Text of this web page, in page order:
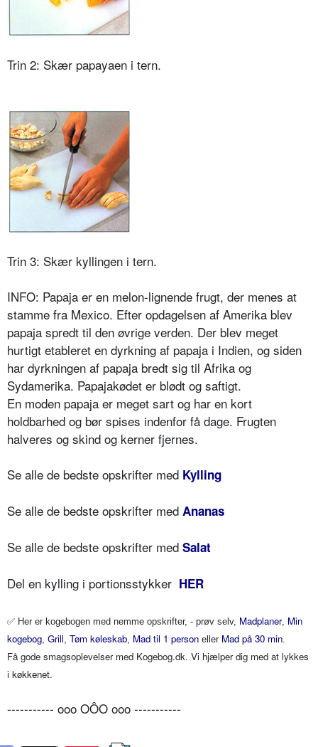
Trin 2: Skær papayaen i tern.
Trin 3: Skær kyllingen i tern.
INFO: Papaja er en melon-lignende frugt, der menes at
stamme fra Mexico. Efter opdagelsen af Amerika blev
papaja spredt til den øvrige verden. Der blev meget
hurtigt etableret en dyrkning af papaja i Indien, og siden
har dyrkningen af papaja bredt sig til Afrika og
Sydamerika. Papajakødet er blødt og saftigt.
En moden papaja er meget sart og har en kort
holdbarhed og bør spises indenfor få dage. Frugten
halveres og skind og kerner fjernes.
Se alle de bedste opskrifter med Kylling
Se alle de bedste opskrifter med Ananas
Se alle de bedste opskrifter med Salat
Del en kylling i portionsstykker HER
✅ Her er kogebogen med nemme opskrifter, - prøv selv, Madplaner, Min
kogebog, Grill, Tøm køleskab, Mad til 1 person eller Mad på 30 min.
Få gode smagsoplevelser med Kogebog.dk. Vi hjælper dig med at lykkes
i køkkenet.
----------- ooo OÔO ooo -----------